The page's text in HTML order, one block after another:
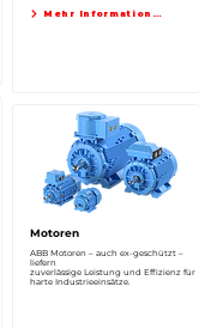
Mehr Informationen
Motoren
ABB Motoren – auch ex-geschützt –
liefern
zuverlässige Leistung und Effizienz für
harte Industrie­einsätze.